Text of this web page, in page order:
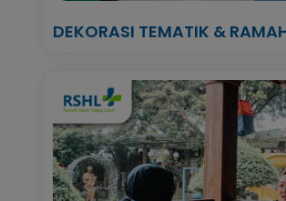
DEKORASI TEMATIK &